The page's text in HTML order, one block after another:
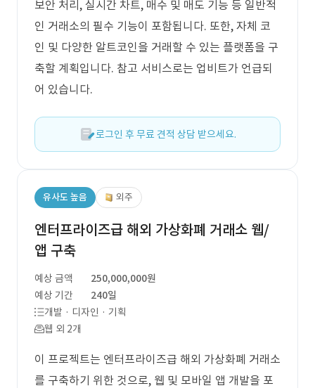
보안 처리, 실시간 차트, 매수 및 매도 기능 등 일반적
인 거래소의 필수 기능이 포함됩니다. 또한, 자체 코
인 및 다양한 알트코인을 거래할 수 있는 플랫폼을 구
축할 계획입니다. 참고 서비스로는 업비트가 언급되
어 있습니다.
로그인 후 무료 견적 상담 받으세요.
유사도 높음 외주
엔터프라이즈급 해외 가상화폐 거래소 웹/
앱 구축
예상 금액
250,000,000원
예상 기간
240일
개발 · 디자인 · 기획
웹 외 2개
이 프로젝트는 엔터프라이즈급 해외 가상화폐 거래소
를 구축하기 위한 것으로, 웹 및 모바일 앱 개발을 포